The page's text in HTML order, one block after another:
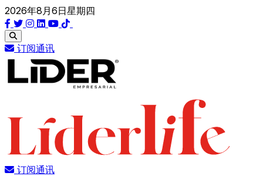
2026年8月6日星期四
订阅通讯
订阅通讯